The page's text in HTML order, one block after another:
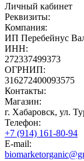
Личный кабинет
Реквизиты:
Компания:
ИП Перебейнус
ИНН:
272337499373
ОГРНИП:
316272400093575
Контакты:
Магазин:
г. Хабаровск, ул.
Телефон:
+7 (914) 161-80-94
E-mail: